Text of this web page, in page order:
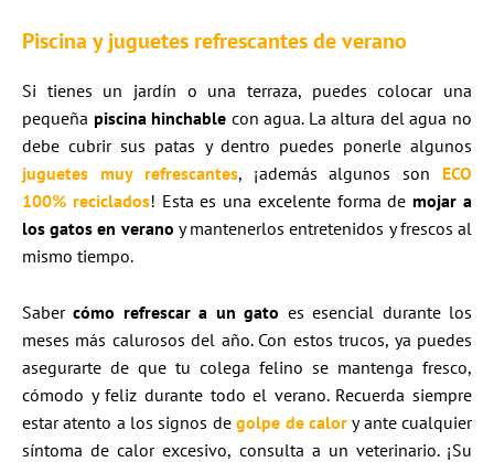
Piscina y juguetes refrescantes de verano
Si tienes un jardín o una terraza, puedes colocar una
pequeña piscina hinchable con agua. La altura del agua no
debe cubrir sus patas y dentro puedes ponerle algunos
juguetes muy refrescantes, ¡además algunos son ECO
100% reciclados! Esta es una excelente forma demojar a
los gatos en verano y mantenerlos entretenidos y frescos al
mismo tiempo.
Sabercómo refrescar a un gato es esencial durante los
meses más calurosos del año. Con estos trucos, ya puedes
asegurarte de que tu colega felino se mantenga fresco,
cómodo y feliz durante todo el verano. Recuerda siempre
estar atento a los signos degolpe de calory ante cualquier
síntoma de calor excesivo, consulta a un veterinario. ¡Su